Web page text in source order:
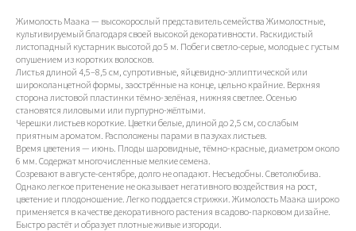
Жимолость Маака — высокорослый представитель семейства Жимолостные,
культивируемый благодаря своей высокой декоративности. Раскидистый
листопадный кустарник высотой до 5 м. Побеги светло-серые, молодые с густым
опушением из коротких волосков.
Листья длиной 4,5–8,5 см, супротивные, яйцевидно-эллиптической или
широколанцетной формы, заострённые на конце, цельно крайние. Верхняя
сторона листовой пластинки тёмно-зелёная, нижняя светлее. Осенью
становятся лиловыми или пурпурно-жёлтыми.
Черешки листьев короткие. Цветки белые, длиной до 2,5 см, со слабым
приятным ароматом. Расположены парами в пазухах листьев.
Время цветения — июнь. Плоды шаровидные, тёмно-красные, диаметром около
6 мм. Содержат многочисленные мелкие семена.
Созревают в августе-сентябре, долго не опадают. Несъедобны. Светолюбива.
Однако легкое притенение не оказывает негативного воздействия на рост,
цветение и плодоношение. Легко поддается стрижки. Жимолость Маака широко
применяется в качестве декоративного растения в садово-парковом дизайне.
Быстро растёт и образует плотные живые изгороди.